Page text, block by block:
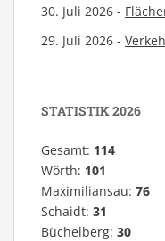
30. Juli 2026 -
29. Juli 2026 -
STATISTIK 2026
Gesamt: 114
Wörth: 101
Maximiliansau: 76
Schaidt: 31
Büchelberg: 30